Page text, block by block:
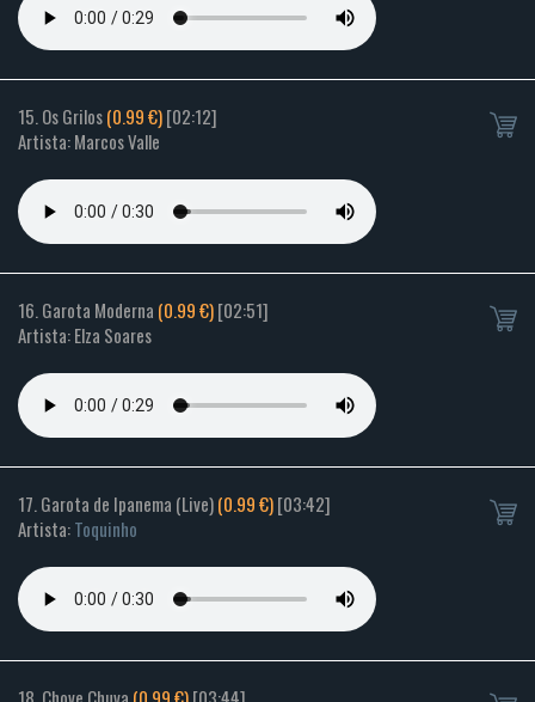
15. Os Grilos(0.99 €)[02:12]
Artista: Marcos Valle
16. Garota Moderna (0.99 €)[02:51]
Artista: Elza Soares
17. Garota de Ipanema (Live)(0.99 €)[03:42]
Artista:Toquinho